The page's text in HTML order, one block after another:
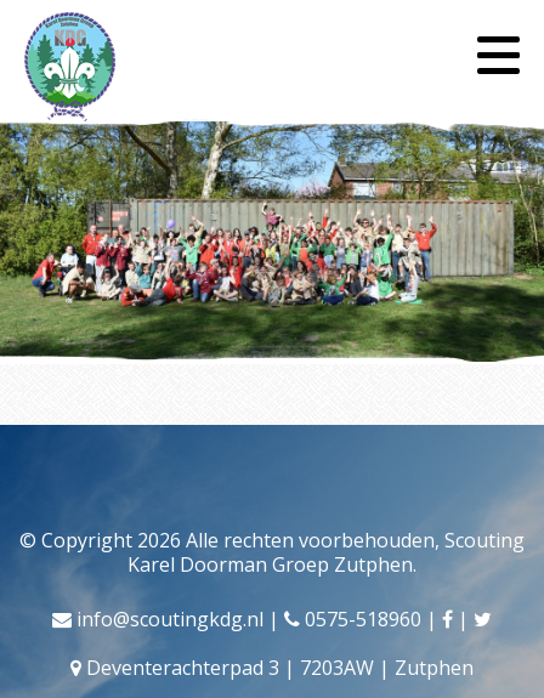
Sint Jorisdag
Gepubliceerd op: 10 april 2019
Op zaterdag 20 april vieren we het begin
van een nieuw scoutingjaar, dan is het
St. Jorisdag. Deze dag beginnen we ’s
© Copyright 2026 Alle rechten voorbehouden, Scouting
Karel Doorman Groep Zutphen.
info@scoutingkdg.nl | 0575-518960 |
|
Deventerachterpad 3 | 7203AW | Zutphen